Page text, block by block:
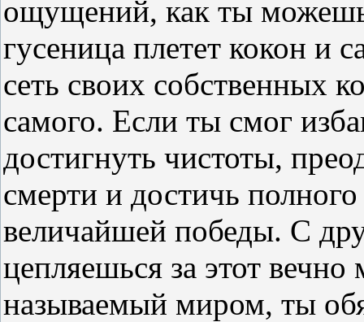
ощущений, как ты
гусеница плетет кокон и
сеть своих собственных
самого. Если ты смог
достигнуть чистоты,
смерти и достичь
величайшей победы. С
цепляешься за этот
называемый миром, ты